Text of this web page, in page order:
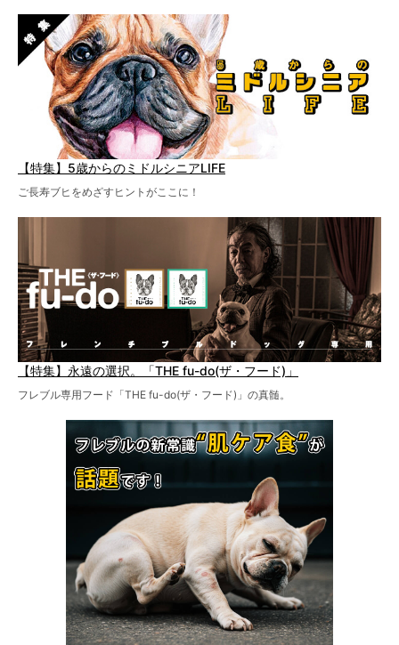
【特集】5歳からのミドルシニアLIFE
ご長寿ブヒをめざすヒントがここに！
【特集】永遠の選択。「THE fu-do(ザ・フード)」
フレブル専用フード「THE fu-do(ザ・フード)」の真髄。